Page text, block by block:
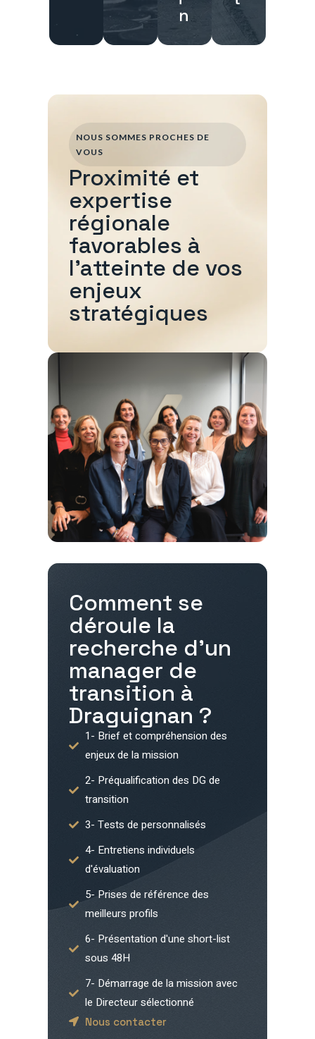
n
Comment se
déroule la
recherche d'un
manager de
transition à
Draguignan ?
1- Brief et compréhension des
enjeux de la mission
2- Préqualification des DG de
transition
3- Tests de personnalisés
4- Entretiens individuels
d'évaluation
5- Prises de référence des
meilleurs profils
6- Présentation d'une short-list
sous 48H
7- Démarrage de la mission avec
le Directeur sélectionné
Nous contacter
NOUS SOMMES PROCHES DE
VOUS
Proximité et
expertise
régionale
favorables à
l'atteinte de vos
enjeux
stratégiques